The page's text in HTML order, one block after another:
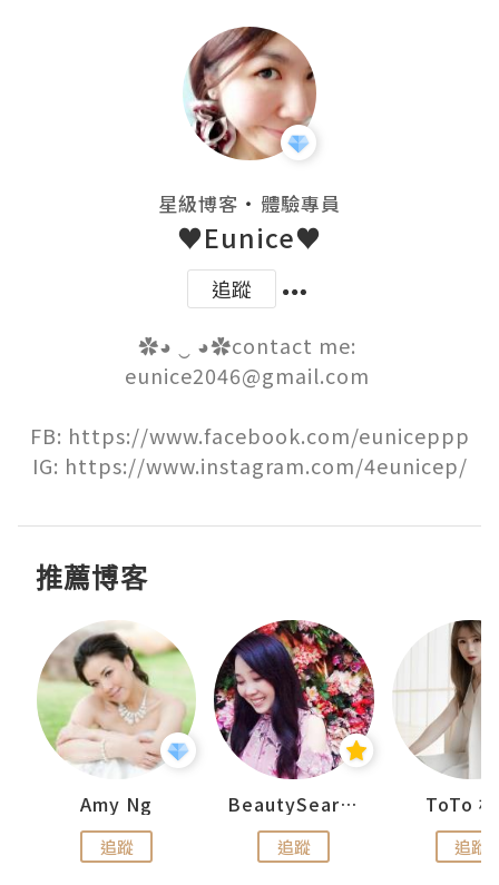
星級博客 ・ 體驗專員
♥Eunice♥
追蹤
✿◕ ‿ ◕✿contact me:
eunice2046@gmail.com
FB: https://www.facebook.com/euniceppp
IG: https://www.instagram.com/4eunicep/
推薦博客
Amy Ng
追蹤
BeautySearch
追蹤
ToTo
追蹤